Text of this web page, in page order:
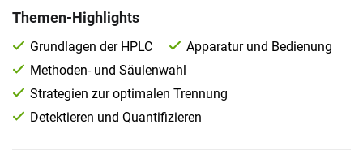
Themen-Highlights
Grundlagen der HPLC
Apparatur und Bedienung
Methoden- und Säulenwahl
Strategien zur optimalen Trennung
Detektieren und Quantifizieren